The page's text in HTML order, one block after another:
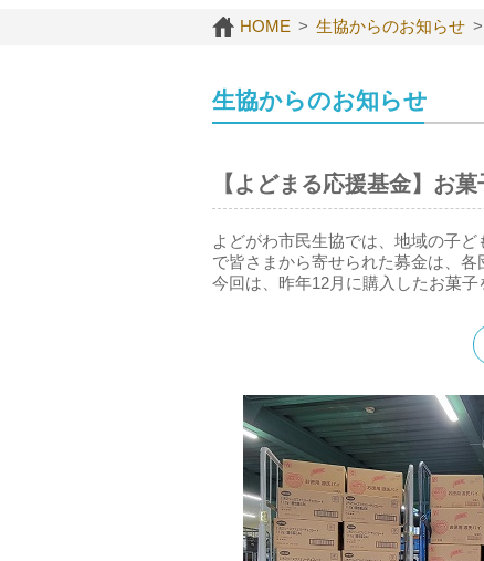
HOME 生協からのお知らせ
生協からのお知らせ
【よどまる応援基金】お
よどがわ市民生協では、地域の子
で皆さまから寄せられた募金は、
今回は、昨年12月に購入したお菓